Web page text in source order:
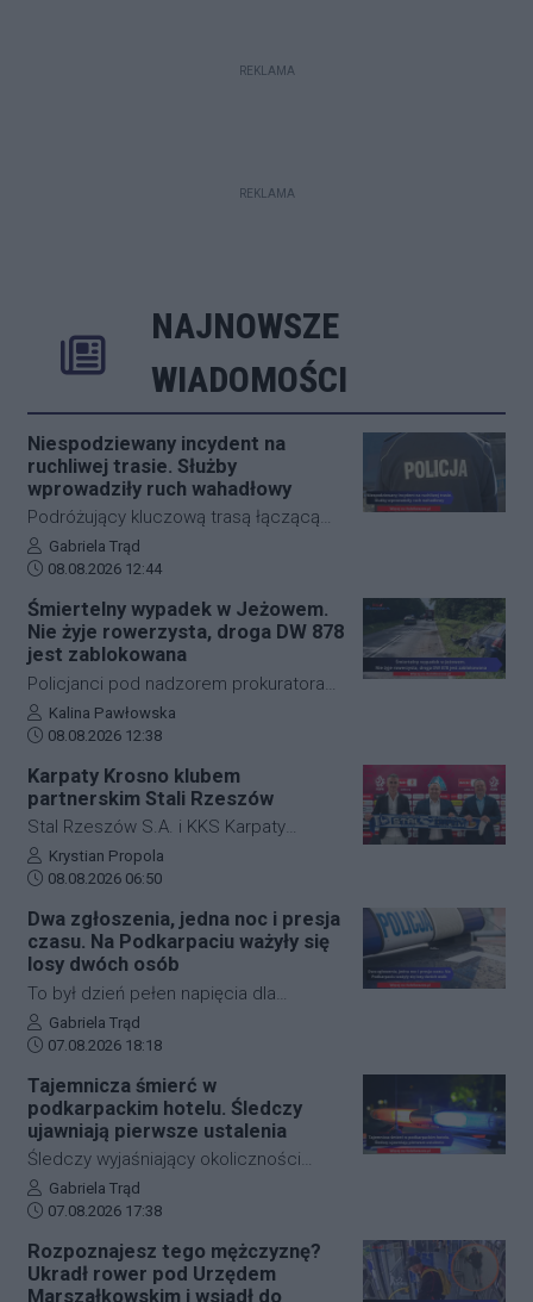
REKLAMA
REKLAMA
NAJNOWSZE
WIADOMOŚCI
Niespodziewany incydent na
ruchliwej trasie. Służby
wprowadziły ruch wahadłowy
Podróżujący kluczową trasą łączącą
Jasło z Gorlicami muszą uzbroić się w
cierpliwość. Niespodziewane
zdarzenie drogowe w miejscowości
Przysieki doprowadziło do utrudnień na
drodze krajowej nr 28. Na miejscu
natychmiast pojawiła się policja, która
wprowadziła zmianę w organizacji
ruchu, by zabezpieczyć teren i uniknąć
Autor artykułu:
Gabriela Trąd
Data dodania artykułu:
08.08.2026 12:44
Śmiertelny wypadek w Jeżowem.
Nie żyje rowerzysta, droga DW 878
jest zablokowana
Policjanci pod nadzorem prokuratora
ustalają szczegółowe okoliczności
tragicznego wypadku, do którego
Jeżowe w powiecie niżańskim. W
wyniku zderzenia samochodu
osobowego z rowerzystą, śmierć na
miejscu poniósł kierujący jednośladem.
Droga wojewódzka nr 878 jest
całkowicie zablokowana.
Autor artykułu:
Kalina Pawłowska
Data dodania artykułu:
08.08.2026 12:38
Karpaty Krosno klubem
partnerskim Stali Rzeszów
Stal Rzeszów S.A. i KKS Karpaty
Krosno rozpoczęły oficjalną
współpracę. Kluby podpisały
długoterminową umowę partnerską,
która ma obejmować m.in. wymianę
doświadczeń, rozwój szkolenia
młodzieży oraz obserwację i
pozyskiwanie utalentowanych
zawodników z regionu.
Autor artykułu:
Krystian Propola
Data dodania artykułu:
08.08.2026 06:50
Dwa zgłoszenia, jedna noc i presja
czasu. Na Podkarpaciu ważyły się
losy dwóch osób
To był dzień pełen napięcia dla
funkcjonariuszy z powiatu niżańskiego.
W ciągu zaledwie kilkunastu godzin
służby ratunkowe musiały
przeprowadzić dwie niezależne,
intensywne akcje poszukiwawcze. W
obu przypadkach chodziło o ludzkie
życie, a kluczową rolę odegrał czas.
Dzięki błyskawicznej mobilizacji policji,
nowoczesnej technologii, obie historie
zakończyły się szczęśliwie.
Autor artykułu:
Gabriela Trąd
Data dodania artykułu:
07.08.2026 18:18
Tajemnicza śmierć w
podkarpackim hotelu. Śledczy
ujawniają pierwsze ustalenia
Śledczy wyjaśniający okoliczności
tragicznego zdarzenia na terenie
jednego z sanockich hoteli dysponują
sądowych. Z przeprowadzonej sekcji
zwłok 37-letniego mężczyzny wynika,
Autor artykułu:
Gabriela Trąd
Data dodania artykułu:
07.08.2026 17:38
Rozpoznajesz tego mężczyznę?
Ukradł rower pod Urzędem
Marszałkowskim i wsiadł do